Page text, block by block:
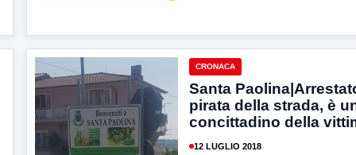
CRONACA
Santa
pirata della strada, è
concittadino della
12 LUGLIO 2018